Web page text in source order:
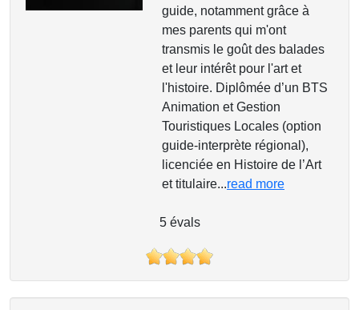
guide, notamment grâce à
mes parents qui m'ont
transmis le goût des balades
et leur intérêt pour l'art et
l'histoire. Diplômée d’un BTS
Animation et Gestion
Touristiques Locales (option
guide-interprète régional),
licenciée en Histoire de l’Art
et titulaire...read more
5 évals